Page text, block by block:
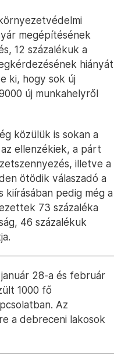
megépítésének
12 százalékuk a
hiányát
ki, hogy sok új
új munkahelyről
közülük is sokan a
ellenzékiek, a párt
illetve a
ötödik válaszadó a
kiírásában pedig még a
73 százaléka
46 százalékuk
28-a és február
1000 fő
Az
a debreceni lakosok